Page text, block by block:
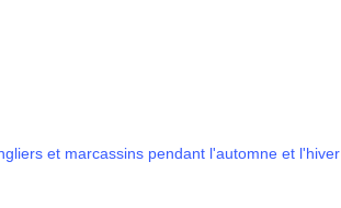
et marcassins pendant l'automne et l'hiver